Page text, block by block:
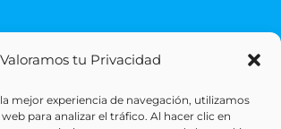
Valoramos tu Privacidad
mejor experiencia de navegación, utilizamos
para analizar el tráfico. Al hacer clic en
-2026 | Sigesa Sistemas de Gestión